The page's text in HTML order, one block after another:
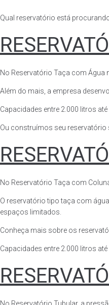
Qual reservatório está
No Reservatório Taça com Água
Além do mais, a empresa
Capacidades entre 2.000 litros até
Ou construímos seu reservatório
No Reservatório Taça com
O reservatório tipo taça com
espaços limitados.
Conheça mais sobre os
Capacidades entre 2.000 litros até